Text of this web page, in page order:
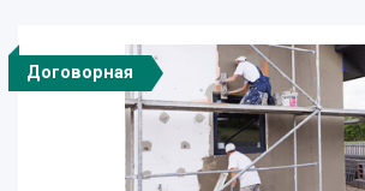
Договорная